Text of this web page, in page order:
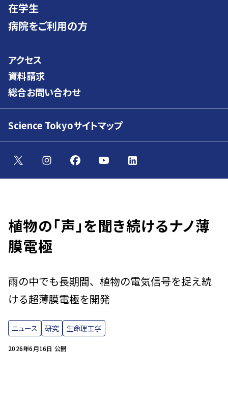
在学生
病院をご利用の方
アクセス
資料請求
総合お問い合わせ
Science Tokyoサイトマップ
植物の「声」を聞き続けるナノ薄
膜電極
2026年6月16日 公開
雨の中でも長期間、植物の電気信号を捉え続
ける超薄膜電極を開発
ニュース 研究 生命理工学